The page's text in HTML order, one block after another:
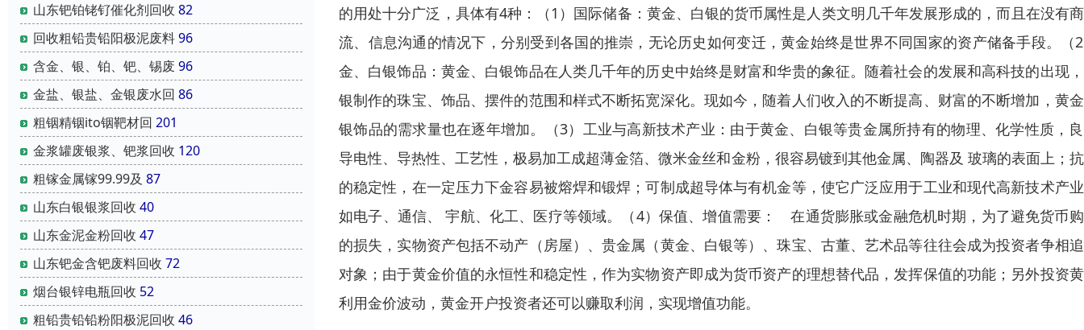
山东钯铂铑钌催化剂回收 82
回收粗铅贵铅阳极泥废料96
含金、银、铂、钯、锡废 96
金盐、银盐、金银废水回 86
粗铟精铟ito铟靶材回 201
金浆罐废银浆、钯浆回收 120
粗镓金属镓99.99及 87
山东白银银浆回收 40
山东金泥金粉回收 47
山东钯金含钯废料回收 72
烟台银锌电瓶回收 52
粗铅贵铅铅粉阳极泥回收 46
的用处十分广泛，具体有4种：（1）国际储备：黄金、白银的货币属性是人类文明几千年发展形成的，而且在没有
流、信息沟通的情况下，分别受到各国的推崇，无论历史如何变迁，黄金始终是世界不同国家的资产储备手段。（
金、白银饰品：黄金、白银饰品在人类几千年的历史中始终是财富和华贵的象征。随着社会的发展和高科技的出现
银制作的珠宝、饰品、摆件的范围和样式不断拓宽深化。现如今，随着人们收入的不断提高、财富的不断增加，黄
银饰品的需求量也在逐年增加。（3）工业与高新技术产业：由于黄金、白银等贵金属所持有的物理、化学性质，
导电性、导热性、工艺性，极易加工成超薄金箔、微米金丝和金粉，很容易镀到其他金属、陶器及 玻璃的表面上；
的稳定性，在一定压力下金容易被熔焊和锻焊；可制成超导体与有机金等，使它广泛应用于工业和现代高新技术产
如电子、通信、 宇航、化工、医疗等领域。（4）保值、增值需要： 在通货膨胀或金融危机时期，为了避免货币
的损失，实物资产包括不动产（房屋）、贵金属（黄金、白银等）、珠宝、古董、艺术品等往往会成为投资者争相
对象；由于黄金价值的永恒性和稳定性，作为实物资产即成为货币资产的理想替代品，发挥保值的功能；另外投资
利用金价波动，黄金开户投资者还可以赚取利润，实现增值功能。